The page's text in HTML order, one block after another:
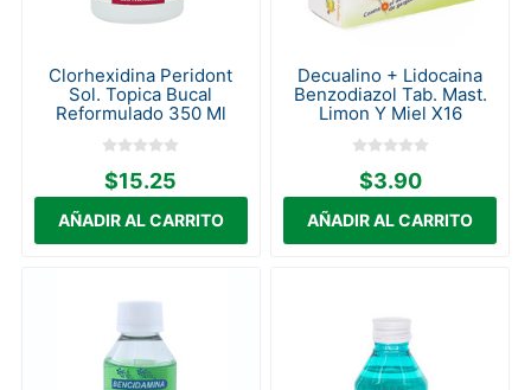
Clorhexidina Peridont
Sol. Topica Bucal
Reformulado 350 Ml
$15.25
Decualino + Lidocaina
Benzodiazol Tab. Mast.
Limon Y Miel X16
$3.90